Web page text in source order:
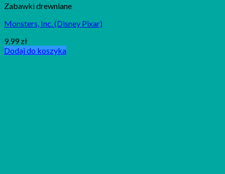
Zabawki drewniane
Monsters, Inc. (Disney Pixar)
9,99 zł
Dodaj do koszyka